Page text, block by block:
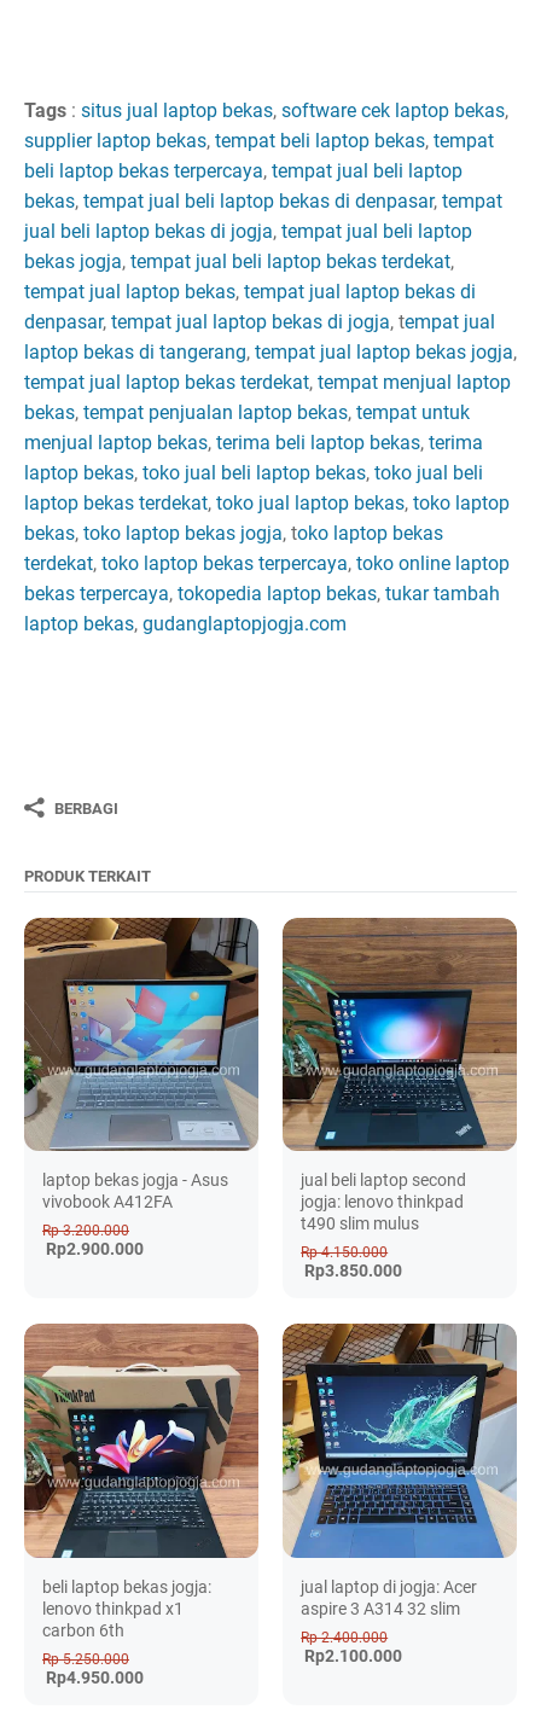
Tags : situs jual laptop bekas, software cek laptop bekas,
supplier laptop bekas, tempat beli laptop bekas, tempat
beli laptop bekas terpercaya, tempat jual beli laptop
bekas, tempat jual beli laptop bekas di denpasar, tempat
jual beli laptop bekas di jogja, tempat jual beli laptop
bekas jogja, tempat jual beli laptop bekas terdekat,
tempat jual laptop bekas, tempat jual laptop bekas di
denpasar, tempat jual laptop bekas di jogja, tempat jual
laptop bekas di tangerang, tempat jual laptop bekas jogja,
tempat jual laptop bekas terdekat, tempat menjual laptop
bekas, tempat penjualan laptop bekas, tempat untuk
menjual laptop bekas, terima beli laptop bekas, terima
laptop bekas, toko jual beli laptop bekas, toko jual beli
laptop bekas terdekat, toko jual laptop bekas, toko laptop
bekas, toko laptop bekas jogja, toko laptop bekas
terdekat, toko laptop bekas terpercaya, toko online laptop
bekas terpercaya, tokopedia laptop bekas, tukar tambah
laptop bekas, gudanglaptopjogja.com
BERBAGI
PRODUK TERKAIT
laptop bekas jogja - Asus
vivobook A412FA
Rp 3.200.000
Rp2.900.000
jual beli laptop second
jogja: lenovo thinkpad
t490 slim mulus
Rp 4.150.000
Rp3.850.000
beli laptop bekas jogja:
lenovo thinkpad x1
carbon 6th
Rp 5.250.000
Rp4.950.000
jual laptop di jogja: Acer
aspire 3 A314 32 slim
Rp 2.400.000
Rp2.100.000